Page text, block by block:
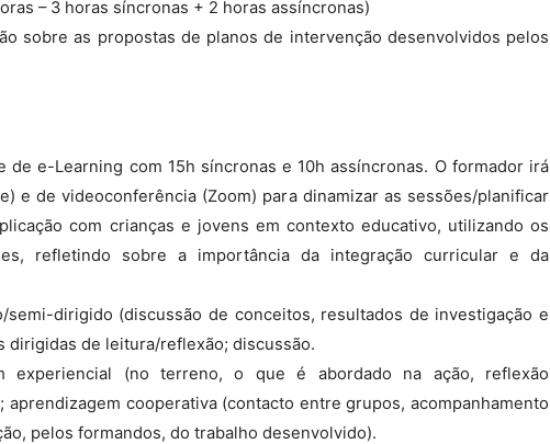
– 3 horas síncronas + 2 horas assíncronas)
sobre as propostas de planos de intervenção desenvolvidos pelos
de e-Learning com 15h síncronas e 10h assíncronas. O formador irá
e de videoconferência (Zoom) para dinamizar as sessões/planificar
com crianças e jovens em contexto educativo, utilizando os
refletindo sobre a importância da integração curricular e da
dirigido (discussão de conceitos, resultados de investigação e
de leitura/reflexão; discussão.
experiencial (no terreno, o que é abordado na ação, reflexão
cooperativa (contacto entre grupos, acompanhamento
pelos formandos, do trabalho desenvolvido).